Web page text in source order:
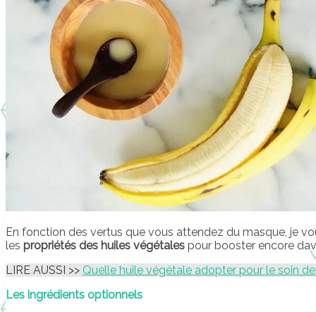
En fonction des vertus que vous attendez du masque, je
les propriétés des huiles végétales pour booster encore
LIRE AUSSI >> Quelle huile végétale adopter pour le soin
Les ingrédients optionnels